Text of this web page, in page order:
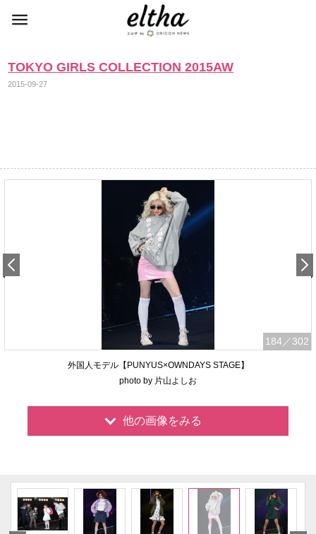
TOKYO GIRLS COLLECTION 2015AW
2015-09-27
184 ／302
外国人モデル【PUNYUS×OWNDAYS STAGE】
photo by 片山よしお
他の画像をみる